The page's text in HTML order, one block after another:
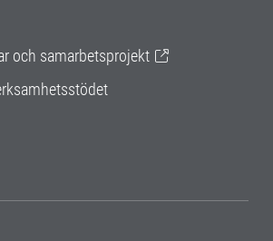
och samarbetsprojekt